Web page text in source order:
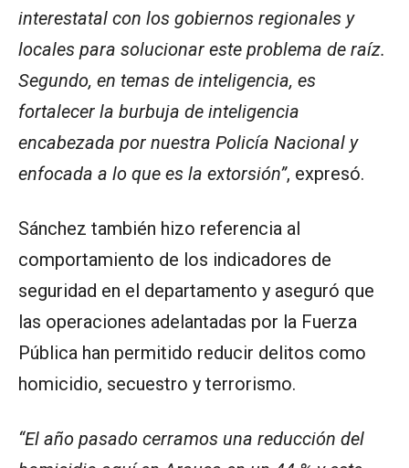
interestatal con los gobiernos regionales y
locales para solucionar este problema de raíz.
Segundo, en temas de inteligencia, es
fortalecer la burbuja de inteligencia
encabezada por nuestra Policía Nacional y
enfocada a lo que es la extorsión”, expresó.
Sánchez también hizo referencia al
comportamiento de los indicadores de
seguridad en el departamento y aseguró que
las operaciones adelantadas por la Fuerza
Pública han permitido reducir delitos como
homicidio, secuestro y terrorismo.
“El año pasado cerramos una reducción del